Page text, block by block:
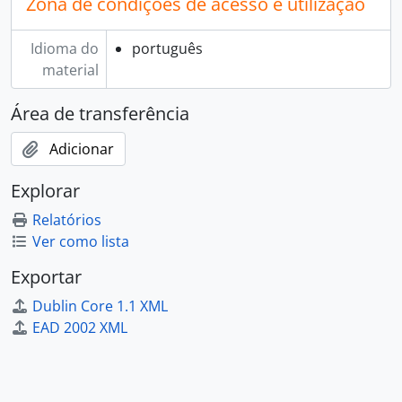
[Documento simples] 177 - Ato de consagração de Portugal aos Sagrados Corações de Jesus e Maria, 1959-[?]-[?]
[Documento simples] 178 - Carta da Comissão Central para a Inauguração do Monumento a Cristo Rei, 1959-04-12 - ?
[Documento simples] 179 - Consagração das crianças e juventude aos Sagrados Corações de Jesus e Maria, 1959-04-13 - ?
[Documento simples] 180 - Circular aos colégios católicos e aos institutos religiosos, 1959-04-[?]
[Documento simples] 181 - Carta da Comissão Central para a Inauguração do Monumento a Cristo Rei, 1959-04-18 - ?
[Documento simples] 182 - Consagração das Famílias aos Corações de Jesus e Maria, 1959-04-25 - ?
[Documento simples] 183 - Oração da cruzada nacional de orações pela consagração de Portugal, 1959-[?]-[?]
[Documento simples] 184 - Jesus Cristo Único Salvador, 1959-05-06 - ?
[Documento simples] 187 - Circular a todos os diretores de colégios e institutos, 1959-05-12 - ?
[Documento simples] 190 - Instruções para realização da Procissão de Nossa Senhora de Fátima, 1959-05-12 - ?
[Documento simples] 191 - Programa geral da inauguração do Monumento Nacional a Cristo Rei, 1959-05-[?]
Idioma do
material
português
Área de transferência
Adicionar
Explorar
Relatórios
Ver como lista
Exportar
Dublin Core 1.1 XML
EAD 2002 XML